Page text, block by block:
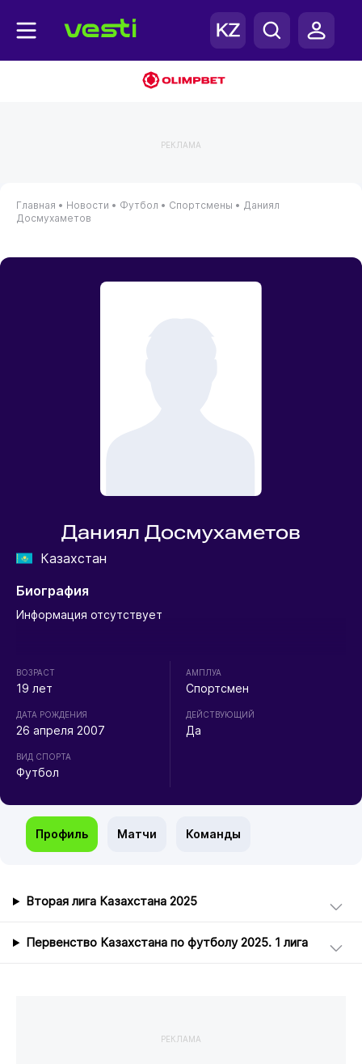
РЕКЛАМА
Главная • Новости • Футбол • Спортсмены • Даниял
Досмухаметов
Даниял Досмухаметов
Казахстан
Биография
Информация отсутствует
ВОЗРАСТ
19 лет
ДАТА РОЖДЕНИЯ
26 апреля 2007
ВИД СПОРТА
Футбол
АМПЛУА
Спортсмен
ДЕЙСТВУЮЩИЙ
Да
Профиль Матчи Команды
Вторая лига Казахстана 2025
Первенство Казахстана по футболу 2025. 1 лига
РЕКЛАМА